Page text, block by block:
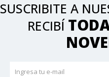
SUSCRIBITE A
RECIBÍ